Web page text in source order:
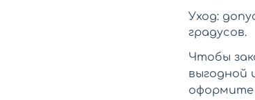
Уход:
градусов.
Чтобы
выгодной
оформите